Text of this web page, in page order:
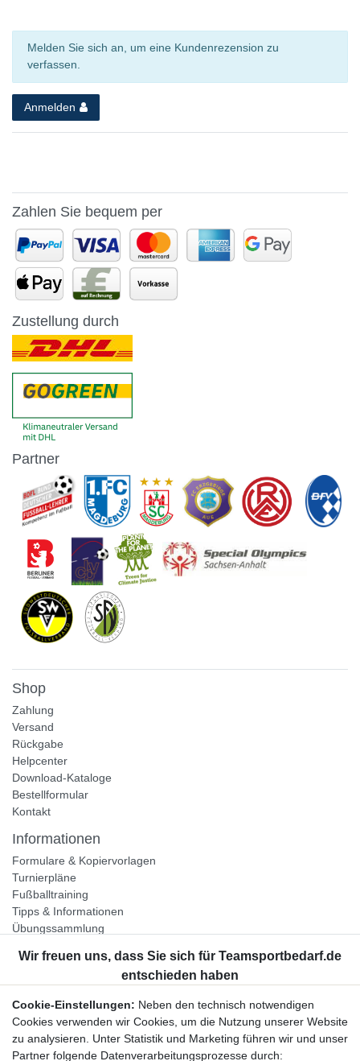
Melden Sie sich an, um eine Kundenrezension zu
verfassen.
Anmelden
Zahlen Sie bequem per
Zustellung durch
Partner
Shop
Zahlung
Versand
Rückgabe
Helpcenter
Download-Kataloge
Bestellformular
Kontakt
Informationen
Formulare & Kopiervorlagen
Turnierpläne
Fußballtraining
Tipps & Informationen
Übungssammlung
Unternehmen
Widerrufsrecht
Bestellung widerrufen
Cookie-Einstellungen: Neben den technisch notwendigen
Cookies verwenden wir Cookies, um die Nutzung unserer Website
zu analysieren. Unter Statistik und Marketing führen wir und unser
Partner folgende Datenverarbeitungsprozesse durch: